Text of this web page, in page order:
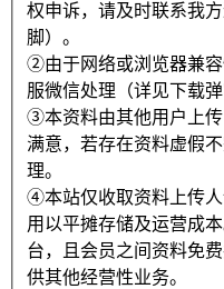
权申诉，请及时联系我
脚）。
②由于网络或浏览器兼
服微信处理（详见下载
③本资料由其他用户上
满意，若存在资料虚假
理。
④本站仅收取资料上传人
用以平摊存储及运营成
台，且会员之间资料免
供其他经营性业务。